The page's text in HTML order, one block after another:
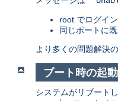
root でログイ
同じポートに
より多くの問題解決
ブート時の起動
システムがリブート